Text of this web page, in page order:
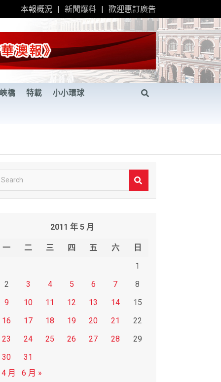
本報概況 新聞爆料 歡迎惠訂廣告
橋 特載 小小環球
2011 年 5 月
一 二 三 四 五 六
日
1
2
3 4 5 6 7
8
9
10 11 12 13 14
15
16
17 18 19 20 21
22
23
24 25 26 27 28
29
30
31
月
6 月 »